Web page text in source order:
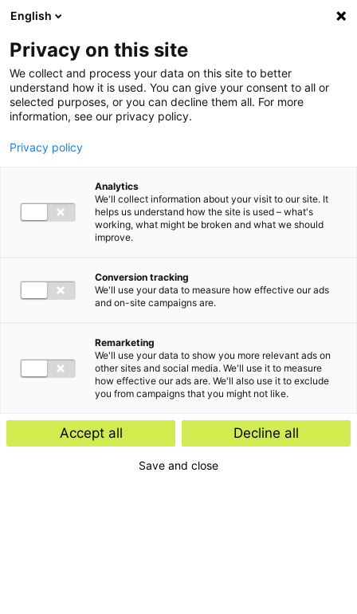
Ga direct naar de inhoud
English
Privacy on this site
We collect and process your data on this site to better
understand how it is used. You can give your consent to all or
selected purposes, or you can decline them all. For more
information, see our privacy policy.
Privacy policy
Analytics
We'll collect information about your visit to our site. It
helps us understand how the site is used – what's
working, what might be broken and what we should
improve.
Conversion tracking
We'll use your data to measure how effective our ads
and on-site campaigns are.
Remarketing
We'll use your data to show you more relevant ads on
other sites and social media. We'll use it to measure
how effective our ads are. We'll also use it to exclude
you from campaigns that you might not like.
Accept all Decline all
Save and close